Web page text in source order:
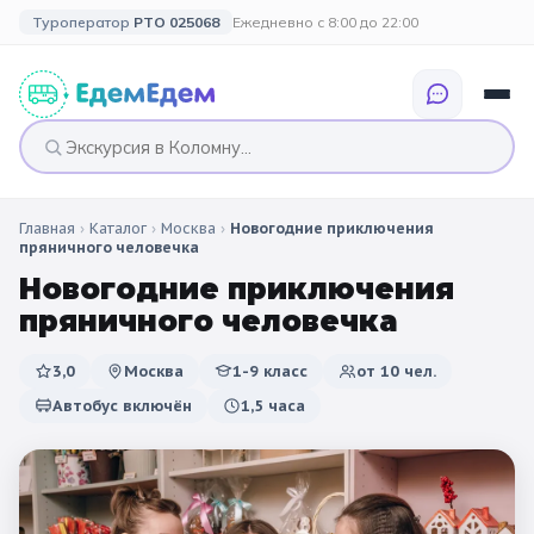
Туроператор РТО 025068 Ежедневно с 8:00 до 22:00
🎉 ПО ПРАЗДНИКАМ
Все праздники
🔔 1 сентября
🗳️ 18 сентября
🥞 Масленица
🗓️ ПО КАНИКУЛАМ
🍂 Осенние
☀️ Летние
🗓️ ПО ДЛИТЕЛЬНОСТИ
Однодневные
🎉 СОБЫТИЙНЫЕ
каникулы
🎄 Новогодние
🌷 Весенние
каникулы
🎓 Выпускные
Главная › Каталог › Москва › Новогодние приключения
пряничного человечка
Новогодние приключения
пряничного человечка
3,0 Москва 1-9 класс от 10 чел.
Автобус включён
1,5 часа